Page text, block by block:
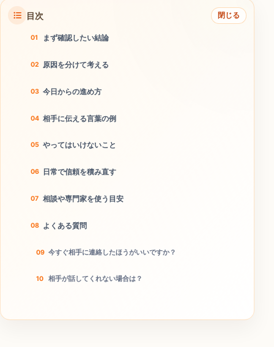
目次 閉じる
まず確認したい結論
原因を分けて考える
今日からの進め方
相手に伝える言葉の例
やってはいけないこと
日常で信頼を積み直す
相談や専門家を使う目安
よくある質問
今すぐ相手に連絡したほうがいいですか？
相手が話してくれない場合は？